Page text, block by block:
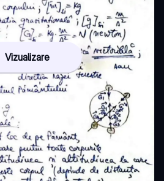
Vizualizare